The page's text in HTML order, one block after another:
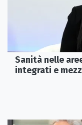
Sanità nelle
integrati e